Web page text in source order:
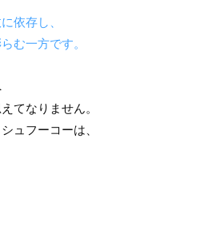
依存し、
む一方です。
てなりません。
ュフーコーは、